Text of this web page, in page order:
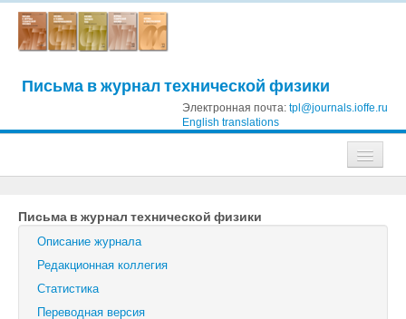
Письма в журнал технической физики
Электронная почта: tpl@journals.ioffe.ru
English translations
Журнал технической физики
Письма в Журнал технической физики
Физика твердого тела
Письма в журнал технической физики
Описание журнала
Редакционная коллегия
Статистика
Переводная версия